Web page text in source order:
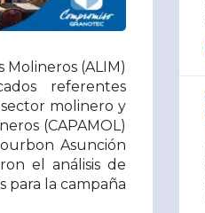
Molineros (ALIM)
referentes
molinero y
(CAPAMOL)
Asunción
el análisis de
para la campaña